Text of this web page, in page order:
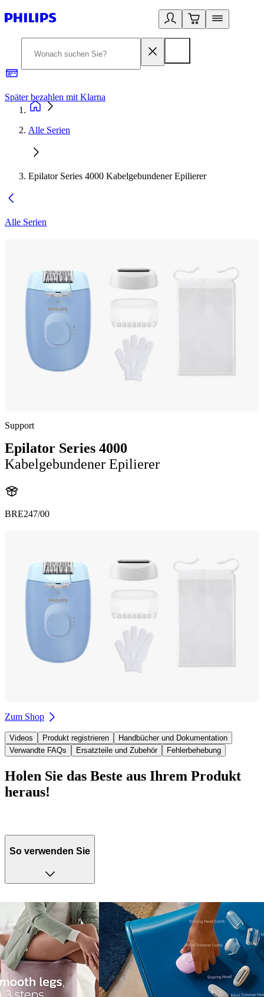
Später bezahlen mit Klarna
Alle Serien
Epilator Series 4000 Kabelgebundener Epilierer
Alle Serien
Support
Epilator Series 4000
Kabelgebundener Epilierer
BRE247/00
Zum Shop
Videos Produkt registrieren
Handbücher und Dokumentation
Verwandte FAQs
Ersatzteile und Zubehör Fehlerbehebung
Holen Sie das Beste aus Ihrem Produkt
heraus!
So verwenden Sie